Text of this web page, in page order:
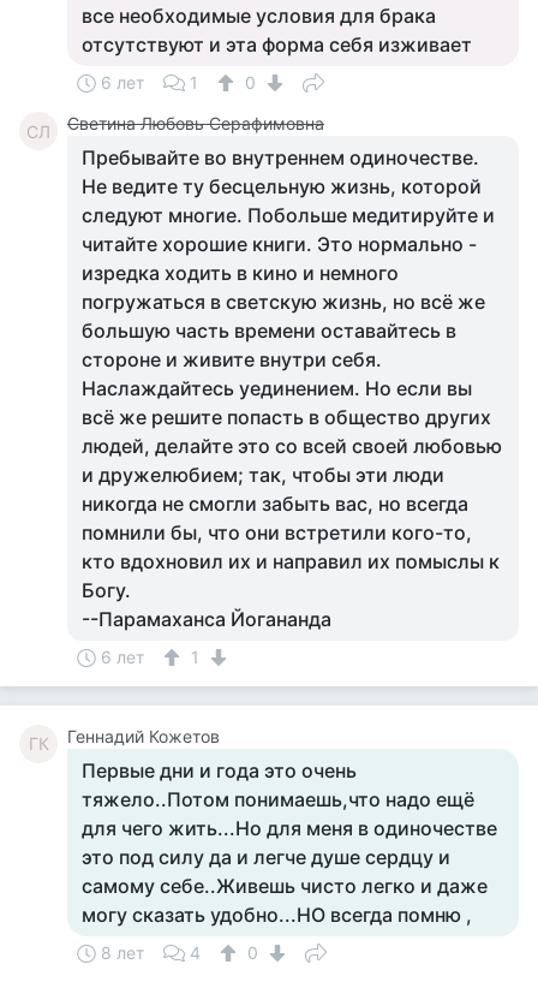
все необходимые условия для брака
отсутствуют и эта форма себя изживает
6 лет 1 0
СЛ Светина Любовь Серафимовна
Пребывайте во внутреннем одиночестве.
Не ведите ту бесцельную жизнь, которой
следуют многие. Побольше медитируйте и
читайте хорошие книги. Это нормально -
изредка ходить в кино и немного
погружаться в светскую жизнь, но всё же
большую часть времени оставайтесь в
стороне и живите внутри себя.
Наслаждайтесь уединением. Но если вы
всё же решите попасть в общество других
людей, делайте это со всей своей любовью
и дружелюбием; так, чтобы эти люди
никогда не смогли забыть вас, но всегда
помнили бы, что они встретили кого-то,
кто вдохновил их и направил их помыслы к
Богу.
--Парамаханса Йогананда
6 лет 1
ГК Геннадий Кожетов
Первые дни и года это очень
тяжело..Потом понимаешь,что надо ещё
для чего жить...Но для меня в одиночестве
это под силу да и легче душе сердцу и
самому себе..Живешь чисто легко и даже
могу сказать удобно...НО всегда помню ,
8 лет 4 0